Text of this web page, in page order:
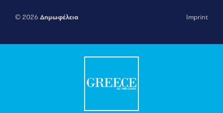
© 2026 Δημωφέλεια Imprint